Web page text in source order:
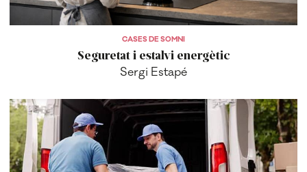
CASES DE SOMNI
Seguretat i estalvi energètic
Sergi Estapé